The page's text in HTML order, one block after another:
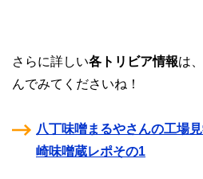
さらに詳しい各トリビア情報は
んでみてくださいね！
八丁味噌まるやさんの工場
崎味噌蔵レポその1